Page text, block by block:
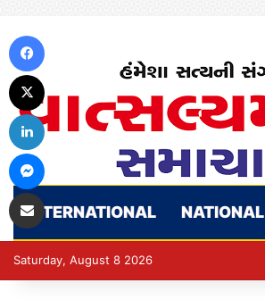
INTERNATIONAL NATIONAL
Saturday, August 8 2026
LinkedIn